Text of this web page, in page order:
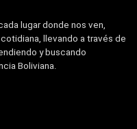
lugar donde nos ven,
llevando a través de
y buscando
Boliviana.